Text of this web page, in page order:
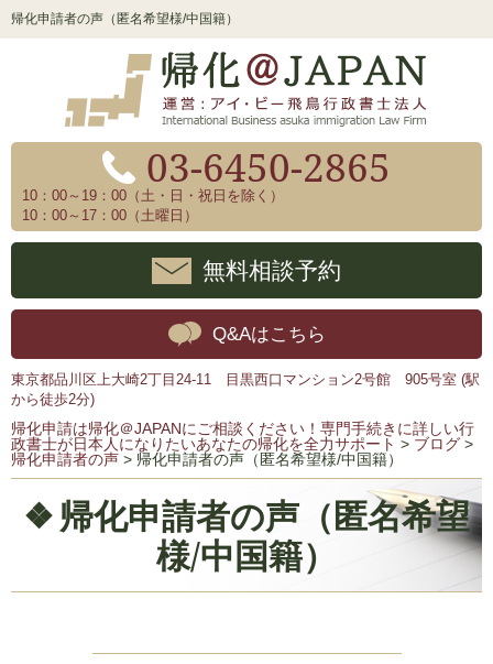
帰化申請者の声（匿名希望様/中国籍）
03-6450-2865
10：00～19：00（土・日・祝日を除く）
10：00～17：00（土曜日）
無料相談予約
Q&Aはこちら
東京都品川区上大崎2丁目24-11 目黒西口マンション2号館 905号室 (駅
から徒歩2分)
帰化申請は帰化＠JAPANにご相談ください！専門手続きに詳しい行
政書士が日本人になりたいあなたの帰化を全力サポート > ブログ >
帰化申請者の声 > 帰化申請者の声（匿名希望様/中国籍）
帰化申請者の声（匿名希望
様/中国籍）